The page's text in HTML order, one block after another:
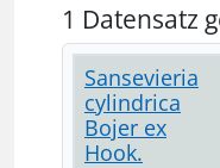
1 Datensatz
Sansevieria
cylindrica
Bojer ex
Hook.